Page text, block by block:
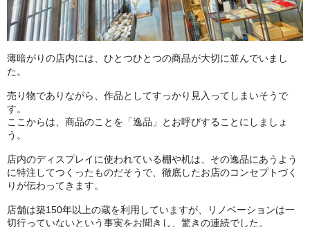
薄暗がりの店内には、ひとつひとつの商品が大切に並んでいまし
た。
売り物でありながら、作品としてすっかり見入ってしまいそうで
す。
ここからは、商品のことを「逸品」とお呼びすることにしましょ
う。
店内のディスプレイに使われている棚や机は、その逸品にあうよう
に特注してつくったものだそうで、徹底したお店のコンセプトづく
りが伝わってきます。
店舗は築150年以上の蔵を利用していますが、リノベーションは一
切行っていないという事実をお聞きし、驚きの連続でした。